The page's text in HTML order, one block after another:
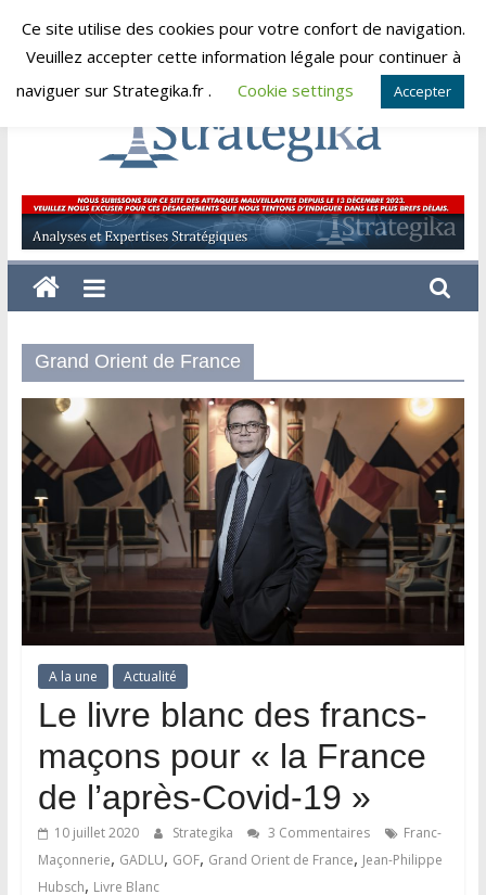
Skip
lundi, août 10, 2026
Strategika
Expertise
et
Analyses
Grand Orient de France
A la une Actualité
Le livre blanc des francs-
maçons pour « la France
de l’après-Covid-19 »
10 juillet 2020 Strategika 3 Commentaires
Franc-
Maçonnerie, GADLU, GOF, Grand Orient de France, Jean-Philippe
Hubsch, Livre Blanc
Ce site utilise des cookies pour votre confort de navigation.
Veuillez accepter cette information légale pour continuer à
naviguer sur Strategika.fr .
Cookie settings Accepter